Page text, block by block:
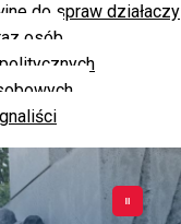
do spraw działaczy
osób